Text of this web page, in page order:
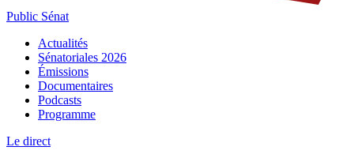
Public Sénat
Actualités
Sénatoriales 2026
Émissions
Documentaires
Podcasts
Programme
Le direct